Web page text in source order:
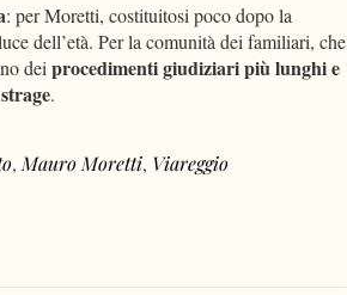
: per Moretti, costituitosi poco dopo la
dell’età. Per la comunità dei familiari, che
dei procedimenti giudiziari più lunghi e
.
, Mauro Moretti, Viareggio